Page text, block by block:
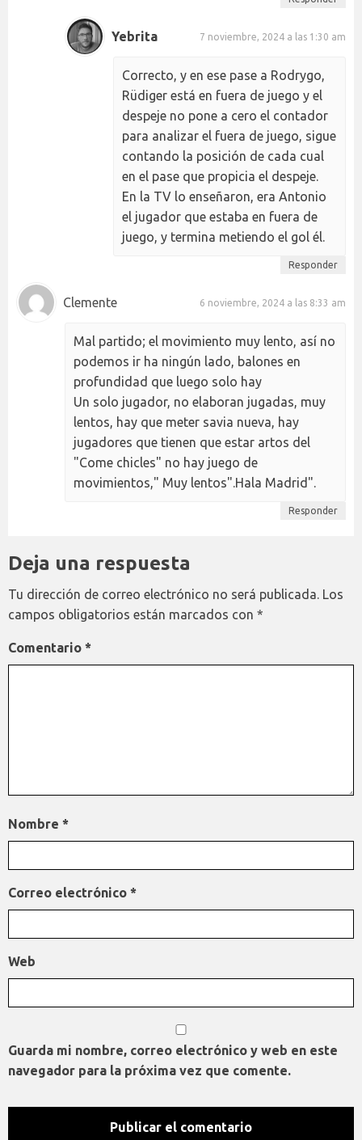
Yebrita 7 noviembre, 2024 a las 1:30 am
Correcto, y en ese pase a Rodrygo,
Rüdiger está en fuera de juego y el
despeje no pone a cero el contador
para analizar el fuera de juego, sigue
contando la posición de cada cual
en el pase que propicia el despeje.
En la TV lo enseñaron, era Antonio
el jugador que estaba en fuera de
juego, y termina metiendo el gol él.
Responder
Clemente 6 noviembre, 2024 a las 8:33 am
Mal partido; el movimiento muy lento, así no
podemos ir ha ningún lado, balones en
profundidad que luego solo hay
Un solo jugador, no elaboran jugadas, muy
lentos, hay que meter savia nueva, hay
jugadores que tienen que estar artos del
"Come chicles" no hay juego de
movimientos," Muy lentos".Hala Madrid".
Responder
Deja una respuesta
Tu dirección de correo electrónico no será publicada. Los
campos obligatorios están marcados con *
Comentario *
Nombre *
Correo electrónico *
Web
Guarda mi nombre, correo electrónico y web en este
navegador para la próxima vez que comente.